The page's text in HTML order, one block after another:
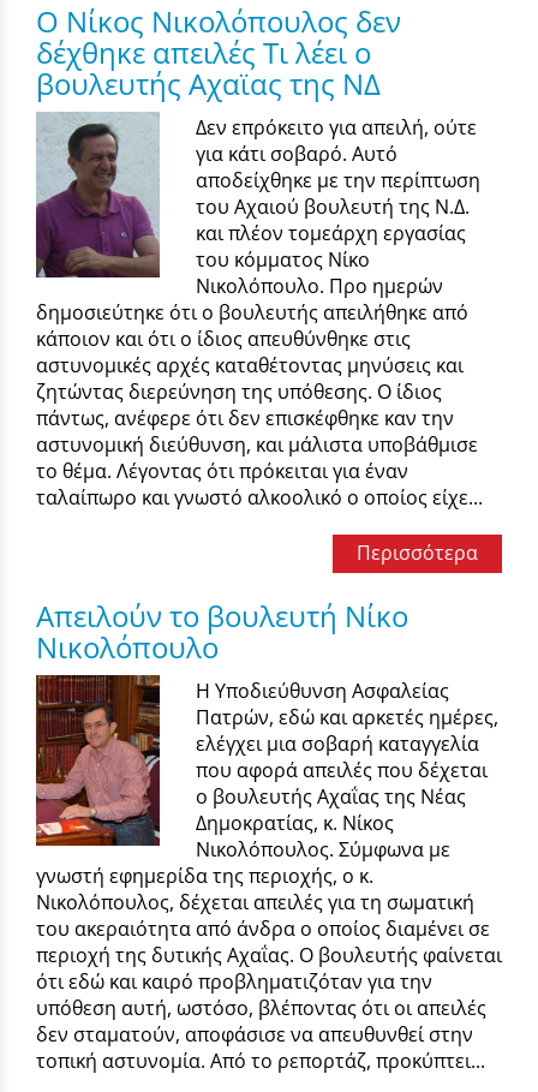
Ο Νίκος Νικολόπουλος δεν
δέχθηκε απειλές Τι λέει ο
βουλευτής Αχαϊας της ΝΔ
Δεν επρόκειτο για απειλή, ούτε
για κάτι σοβαρό. Αυτό
αποδείχθηκε με την περίπτωση
του Αχαιού βουλευτή της Ν.Δ.
και πλέον τομεάρχη εργασίας
του κόμματος Νίκο
Νικολόπουλο. Προ ημερών
δημοσιεύτηκε ότι ο βουλευτής απειλήθηκε από
κάποιον και ότι ο ίδιος απευθύνθηκε στις
αστυνομικές αρχές καταθέτοντας μηνύσεις και
ζητώντας διερεύνηση της υπόθεσης. Ο ίδιος
πάντως, ανέφερε ότι δεν επισκέφθηκε καν την
αστυνομική διεύθυνση, και μάλιστα υποβάθμισε
το θέμα. Λέγοντας ότι πρόκειται για έναν
ταλαίπωρο και γνωστό αλκοολικό ο οποίος είχε...
Περισσότερα
Απειλούν το βουλευτή Νίκο
Νικολόπουλο
H Yποδιεύθυνση Ασφαλείας
Πατρών, εδώ και αρκετές ημέρες,
ελέγχει μια σοβαρή καταγγελία
που αφορά απειλές που δέχεται
ο βουλευτής Αχαΐας της Νέας
Δημοκρατίας, κ. Νίκος
Νικολόπουλος. Σύμφωνα με
γνωστή εφημερίδα της περιοχής, ο κ.
Νικολόπουλος, δέχεται απειλές για τη σωματική
του ακεραιότητα από άνδρα ο οποίος διαμένει σε
περιοχή της δυτικής Αχαΐας. Ο βουλευτής φαίνεται
ότι εδώ και καιρό προβληματιζόταν για την
υπόθεση αυτή, ωστόσο, βλέποντας ότι οι απειλές
δεν σταματούν, αποφάσισε να απευθυνθεί στην
τοπική αστυνομία. Από το ρεπορτάζ, προκύπτει...